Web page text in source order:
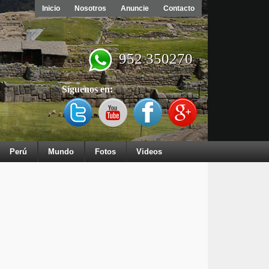
Inicio Nosotros Anuncie Contacto
952 350270
Síguenos en:
Perú Mundo Fotos Videos